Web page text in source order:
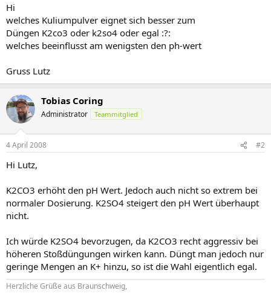
Hi
welches Kuliumpulver eignet sich besser zum
Düngen K2co3 oder k2so4 oder egal :?:
welches beeinflusst am wenigsten den ph-wert
Gruss Lutz
Tobias Coring
Administrator Teammitglied
4 April 2008 #2
Hi Lutz,
K2CO3 erhöht den pH Wert. Jedoch auch nicht so extrem bei
normaler Dosierung. K2SO4 steigert den pH Wert überhaupt
nicht.
Ich würde K2SO4 bevorzugen, da K2CO3 recht aggressiv bei
höheren Stoßdüngungen wirken kann. Düngt man jedoch nur
geringe Mengen an K+ hinzu, so ist die Wahl eigentlich egal.
Herzliche Grüße aus Braunschweig,